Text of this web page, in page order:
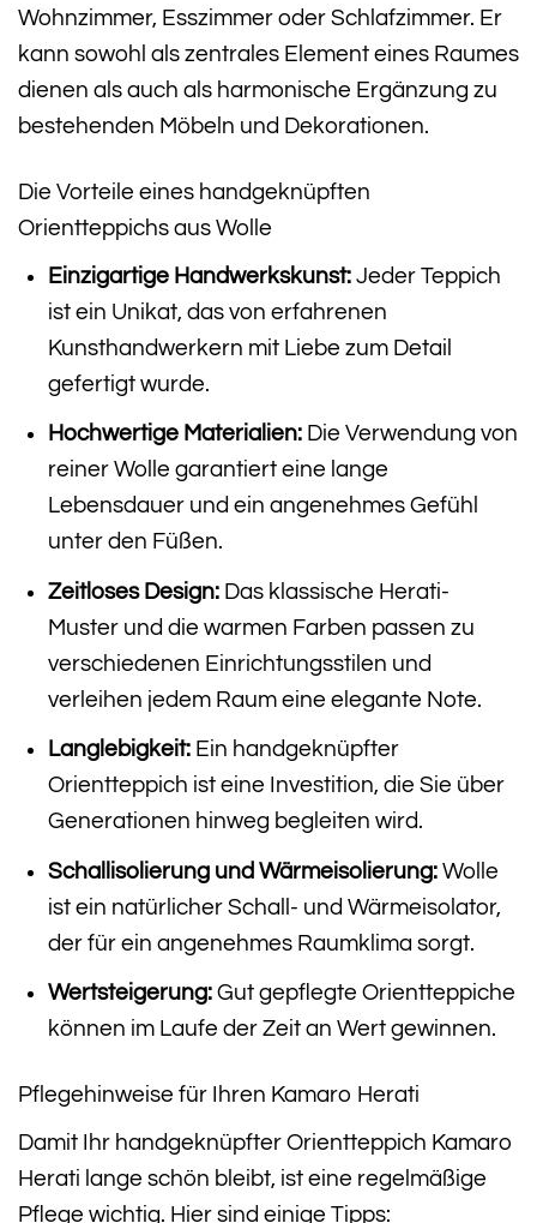
Wohnzimmer, Esszimmer oder Schlafzimmer. Er
kann sowohl als zentrales Element eines Raumes
dienen als auch als harmonische Ergänzung zu
bestehenden Möbeln und Dekorationen.
Die Vorteile eines handgeknüpften
Orientteppichs aus Wolle
Einzigartige Handwerkskunst:Jeder Teppich
ist ein Unikat, das von erfahrenen
Kunsthandwerkern mit Liebe zum Detail
gefertigt wurde.
Hochwertige Materialien:Die Verwendung von
reiner Wolle garantiert eine lange
Lebensdauer und ein angenehmes Gefühl
unter den Füßen.
Zeitloses Design:Das klassische Herati-
Muster und die warmen Farben passen zu
verschiedenen Einrichtungsstilen und
verleihen jedem Raum eine elegante Note.
Langlebigkeit:Ein handgeknüpfter
Orientteppich ist eine Investition, die Sie über
Generationen hinweg begleiten wird.
Schallisolierung und Wärmeisolierung:Wolle
ist ein natürlicher Schall- und Wärmeisolator,
der für ein angenehmes Raumklima sorgt.
Wertsteigerung:Gut gepflegte Orientteppiche
können im Laufe der Zeit an Wert gewinnen.
Pflegehinweise für Ihren Kamaro Herati
Damit Ihr handgeknüpfter Orientteppich Kamaro
Herati lange schön bleibt, ist eine regelmäßige
Pflege wichtig. Hier sind einige Tipps: